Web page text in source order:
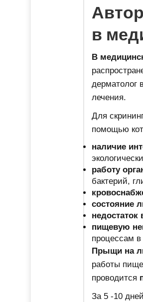
в
В
дерматолог
лечения.
Для
помощью
наличие
работу
бактерий,
состояние
пищевую
процессам
Прыщи на
работы
проводится
За 5 -10